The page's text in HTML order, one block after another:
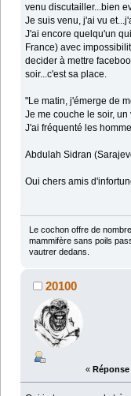
venu discutailler...bien
Je suis venu, j'ai vu
J'ai encore quelqu'un
France) avec
decider à mettre
soir...c'est sa place.
"Le matin, j'émerge de
Je me couche le soir,
J'ai fréquenté les
Abdulah Sidran
Oui chers amis
Le cochon offre de
mammifère sans poils
vautrer dedans.
20100
« Réponse